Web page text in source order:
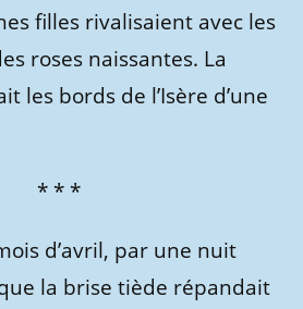
filles rivalisaient avec les
roses naissantes. La
les bords de l’Isère d’une
* * *
d’avril, par une nuit
la brise tiède répandait